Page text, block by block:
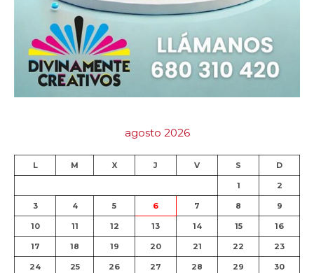
agosto 2026
L M X J V S D
1 2
3 4 5 6 7 8 9
10 11 12 13 14 15 16
17 18 19 20 21 22 23
24 25 26 27 28 29 30